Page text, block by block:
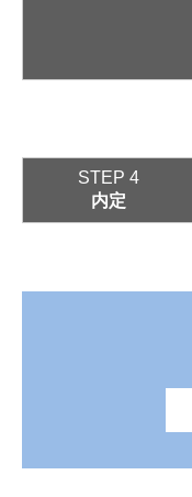
STEP 4
内定